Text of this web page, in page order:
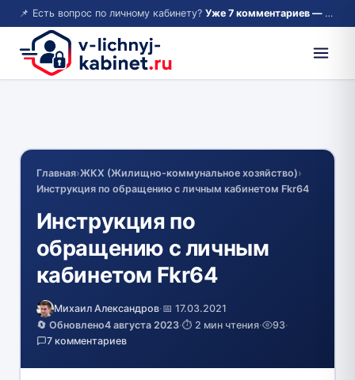
📌 Есть вопрос по личному кабинету? Уже 7 комментариев — возможно, ответ там!
Главная›ЖКХ (Жилищно-коммунальное хозяйство)›
Инструкция по обращению с личным кабинетом Fkr64
Инструкция по
обращению с личным
кабинетом Fkr64
Михаил Александров·📅 17.03.2021
🔄 Обновлено4 августа 2023·⏱️ 2 мин чтения· 93·
7 комментариев